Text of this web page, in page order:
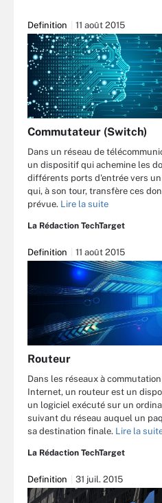
Definition 11 août 2015
Commutateur (Switch)
Dans un réseau de
un dispositif qui achemine les
différents ports d'entrée vers
qui, à son tour, transfère ces
prévue. Lire la suite
La Rédaction TechTarget
Definition 11 août 2015
Routeur
Dans les réseaux à
Internet, un routeur est un
un logiciel exécuté sur un
suivant du réseau auquel un
sa destination finale. Lire la
La Rédaction TechTarget
Definition 31 juil. 2015